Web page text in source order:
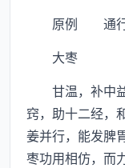
原例 通行
大枣
甘温，补中益
窍，助十二经，
姜并行，能发脾
枣功用相仿，而